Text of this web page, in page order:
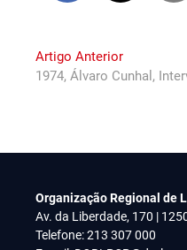
Navegação
de
Artigo AnteriorPrevious
post:
1974, Álvaro Cunhal,
Organização Regional de
Av. da Liberdade, 170 |
Telefone: 213 307 000